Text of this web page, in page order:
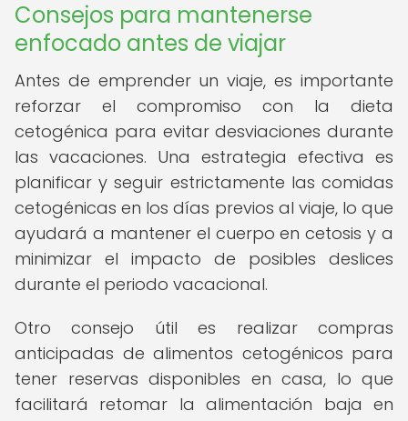
Consejos para mantenerse
enfocado antes de viajar
Antes de emprender un viaje, es importante
reforzar el compromiso con la dieta
cetogénica para evitar desviaciones durante
las vacaciones. Una estrategia efectiva es
planificar y seguir estrictamente las comidas
cetogénicas en los días previos al viaje, lo que
ayudará a mantener el cuerpo en cetosis y a
minimizar el impacto de posibles deslices
durante el periodo vacacional.
Otro consejo útil es realizar compras
anticipadas de alimentos cetogénicos para
tener reservas disponibles en casa, lo que
facilitará retomar la alimentación baja en